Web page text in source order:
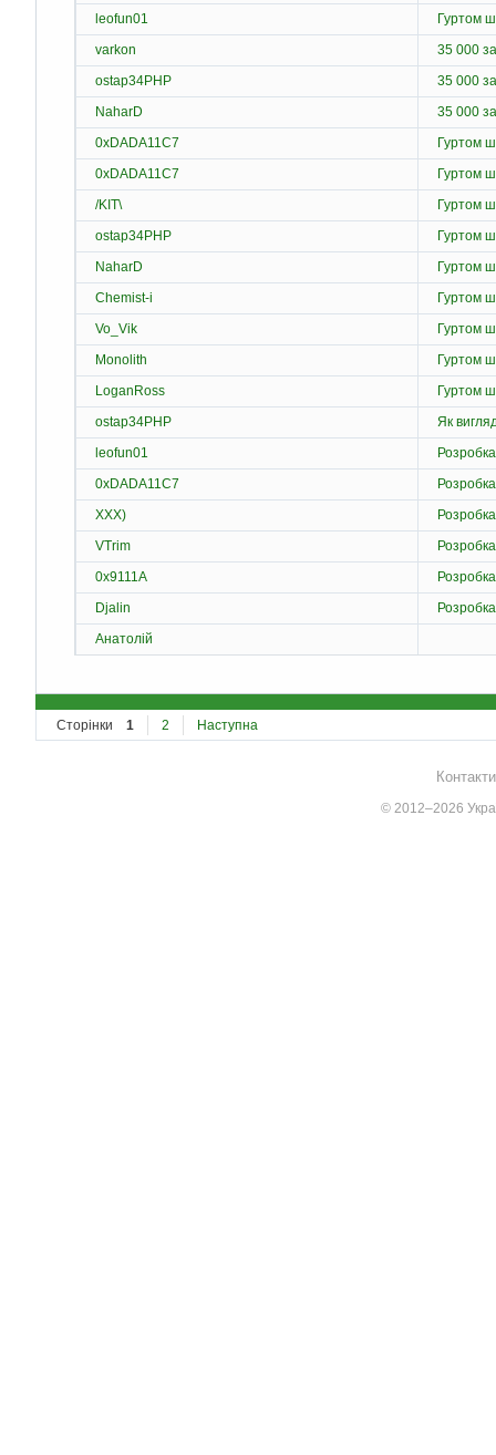
leofun01
Гуртом
varkon
35 000
ostap34PHP
35 000
NaharD
35 000
0xDADA11C7
Гуртом
0xDADA11C7
Гуртом
/KIT\
Гуртом
ostap34PHP
Гуртом
NaharD
Гуртом
Chemist-i
Гуртом
Vo_Vik
Гуртом
Monolith
Гуртом
LoganRoss
Гуртом
ostap34PHP
Як
leofun01
0xDADA11C7
XXX)
VTrim
0x9111A
Djalin
Анатолій
Сторінки 1 2 Наступна
© 2012–2026